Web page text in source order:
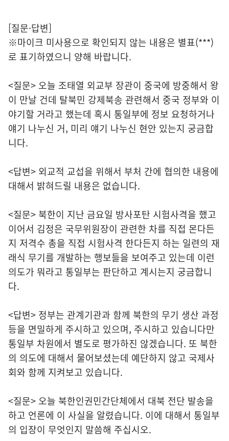
[질문·답변]
※마이크 미사용으로 확인되지 않는 내용은 별표(***)
로 표기하였으니 양해 바랍니다.
<질문> 오늘 조태열 외교부 장관이 중국에 방중해서 왕
이 만날 건데 탈북민 강제북송 관련해서 중국 정부와 이
야기할 거라고 했는데 혹시 통일부에 정보 요청하거나
얘기 나누신 거, 미리 얘기 나누신 현안 있는지 궁금합
니다.
<답변> 외교적 교섭을 위해서 부처 간에 협의한 내용에
대해서 밝혀드릴 내용은 없습니다.
<질문> 북한이 지난 금요일 방사포탄 시험사격을 했고
이어서 김정은 국무위원장이 관련한 차를 직접 몬다든
지 저격수 총을 직접 시험사격 한다든지 하는 일련의 재
래식 무기를 개발하는 행보들을 보여주고 있는데 이런
의도가 뭐라고 통일부는 판단하고 계시는지 궁금합니
다.
<답변> 정부는 관계기관과 함께 북한의 무기 생산 과정
등을 면밀하게 주시하고 있으며, 주시하고 있습니다만
통일부 차원에서 별도로 평가하진 않겠습니다. 또 북한
의 의도에 대해서 물어보셨는데 예단하지 않고 국제사
회와 함께 지켜보고 있습니다.
<질문> 오늘 북한인권민간단체에서 대북 전단 발송을
하고 언론에 이 사실을 알렸습니다. 이에 대해서 통일부
의 입장이 무엇인지 말씀해 주십시오.